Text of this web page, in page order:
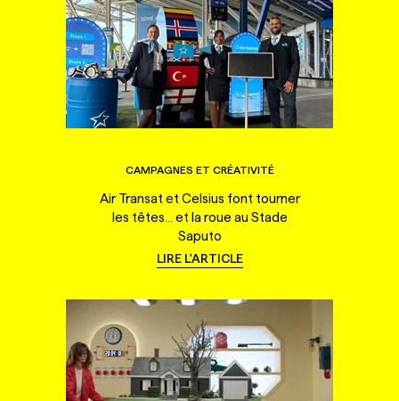
CAMPAGNES ET CRÉATIVITÉ
Air Transat et Celsius font tourner
les têtes... et la roue au Stade
Saputo
LIRE L'ARTICLE